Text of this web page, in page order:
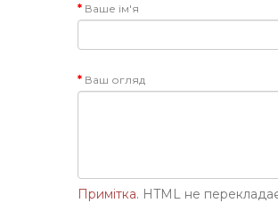
Ваше ім'я
Ваш огляд
Примітка. HTML не